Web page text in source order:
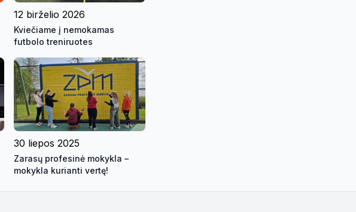
12 birželio 2026
Kviečiame į nemokamas
futbolo treniruotes
30 liepos 2025
Zarasų profesinė mokykla –
mokykla kurianti vertę!